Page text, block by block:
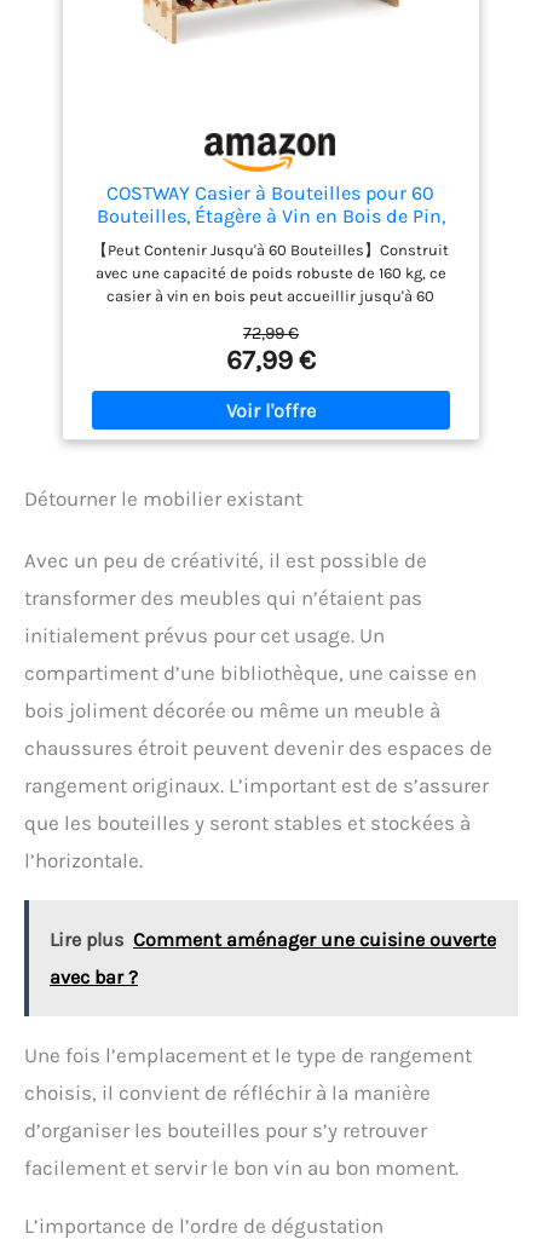
COSTWAY Casier à Bouteilles pour 60
Bouteilles, Étagère à Vin en Bois de Pin,
Porte-Bouteilles à 6 Niveaux Modulable et
Extensible, Range Bouteille Robustes pour
Cave, Cuisine, Bars, Naturel
【Peut Contenir Jusqu'à 60 Bouteilles】Construit
avec une capacité de poids robuste de 160 kg, ce
casier à vin en bois peut accueillir jusqu'à 60
différents types de bouteilles de vin, ce qui le rend
idéal pour les amateurs de vin. 【Bois de Pin de
Qualité Supérieure】Fabriqué à partir de bois de
pin naturel et robuste, ce casier à vin autoportant
présente une beauté naturelle et une résistance
protégée et élégamment présentée. 【Conçu pour la
casier à vin modulaire et empilable est doté de
fentes ondulées qui maintiennent chaque bouteille
en toute sécurité, minimisant ainsi les
d'inclinaison doux de chaque fente aide à garder
votre vin frais, préservant sa qualité et sa saveur.
【Polyvalent et Personnalisable】Le porte-
bouteilles peut être personnalisé en le peignant
différents espaces. Que vous choisissiez de le
placer dans votre salle à manger, votre bar ou votre
cave, ce casier à vin offre une solution de stockage
pratique et visuellement attrayante. 【Assemblage
bouteilles de vin se fait sans outils, ce qui vous fera
des niveaux, répondant à vos besoins de stockage
72,99 €
67,99 €
Détourner le mobilier existant
Avec un peu de créativité, il est possible de
transformer des meubles qui n’étaient pas
initialement prévus pour cet usage. Un
compartiment d’une bibliothèque, une caisse en
bois joliment décorée ou même un meuble à
chaussures étroit peuvent devenir des espaces de
rangement originaux. L’important est de s’assurer
que les bouteilles y seront stables et stockées à
l’horizontale.
Lire plus Comment aménager une cuisine ouverte
avec bar ?
Une fois l’emplacement et le type de rangement
choisis, il convient de réfléchir à la manière
d’organiser les bouteilles pour s’y retrouver
facilement et servir le bon vin au bon moment.
L’importance de l’ordre de dégustation